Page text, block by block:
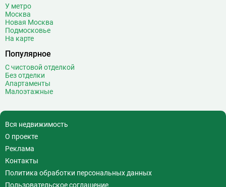
У метро
Москва
Новая Москва
Подмосковье
На карте
Популярное
С чистовой отделкой
Без отделки
Апартаменты
Малоэтажные
Вся недвижимость
О проекте
Реклама
Контакты
Политика обработки персональных данных
Пользовательское соглашение